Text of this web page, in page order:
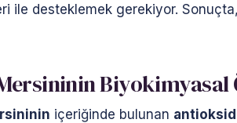
ile desteklemek gerekiyor.
içeriğinde bulunan